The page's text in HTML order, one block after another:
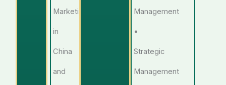
Marketing
in
China
and
Management
•
Strategic
Management